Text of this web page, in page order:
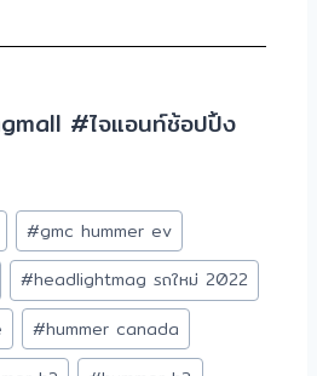
#ไจแอนท์ช้อปปิ้ง
#gmc hummer ev
#headlightmag รถใหม่ 2022
#hummer canada